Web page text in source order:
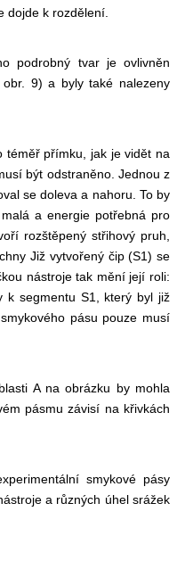
dojde k rozdělení.
podrobný tvar je ovlivněn
obr. 9)a byly také nalezeny
téměř přímku, jak je vidět na
být odstraněno. Jednou z
se doleva a nahoru. To by
a energie potřebná pro
rozštěpený střihový pruh,
Již vytvořený čip (S1) se
nástroje tak mění její roli:
k segmentu S1, který byl již
pásu pouze musí
A na obrázku by mohla
pásmu závisí na křivkách
smykové pásy
a různých úhel srážek